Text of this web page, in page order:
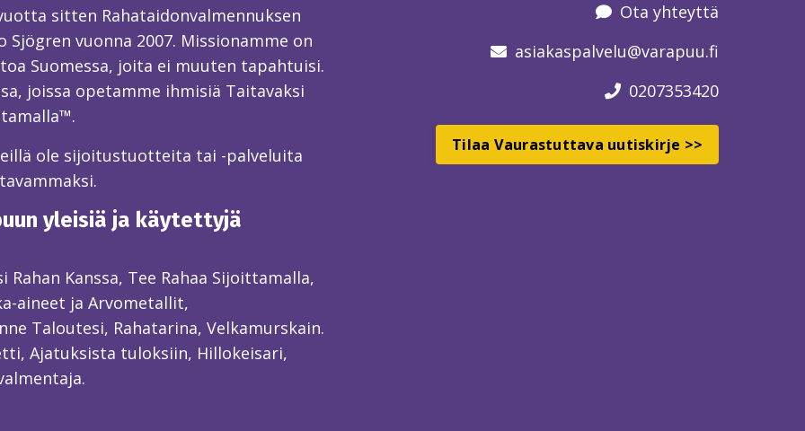
sitten Rahataidonvalmennuksen
vuonna 2007. Missionamme on
Suomessa, joita ei muuten tapahtuisi.
joissa opetamme ihmisiä Taitavaksi
ole sijoitustuotteita tai -palveluita
yleisiä ja käytettyjä
Kanssa, Tee Rahaa Sijoittamalla,
aineet ja Arvometallit,
Taloutesi, Rahatarina, Velkamurskain.
Ajatuksista tuloksiin, Hillokeisari,
Ota yhteyttä
asiakaspalvelu@varapuu.fi
0207353420
Tilaa Vaurastuttava uutiskirje >>